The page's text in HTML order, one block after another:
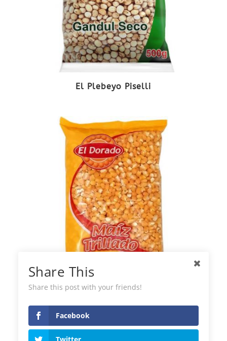
El Plebeyo Piselli
Mais Giallo Spezzato El Dorado
Share This
Share this post with your friends!
Facebook